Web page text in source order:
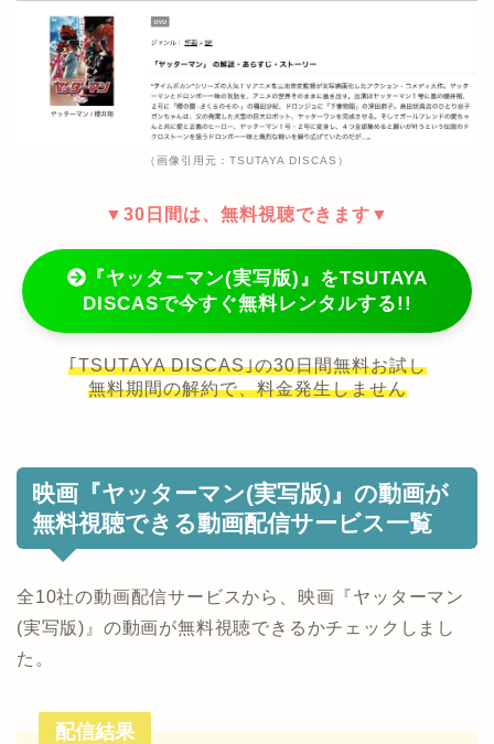
（画像引用元：TSUTAYA DISCAS）
▼30日間は、無料視聴できます▼
『ヤッターマン(実写版)』をTSUTAYA
DISCASで今すぐ無料レンタルする!!
｢TSUTAYA DISCAS｣の30日間無料お試し
無料期間の解約で、料金発生しません
映画『ヤッターマン(実写版)』の動画が
無料視聴できる動画配信サービス一覧
全10社の動画配信サービスから、映画『ヤッターマン
(実写版)』の動画が無料視聴できるかチェックしまし
た。
配信結果